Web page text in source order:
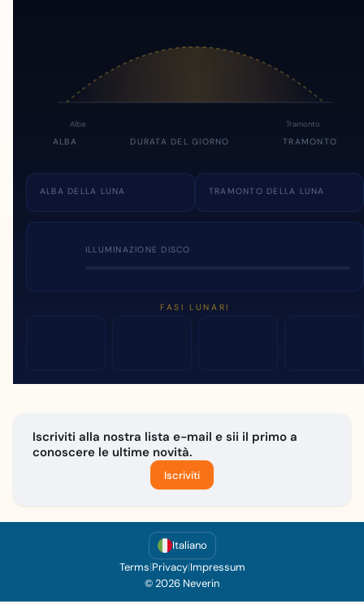
Alba Tramonto
ALBA DURATA DEL GIORNO TRAMONTO
ALBA DELLA LUNA TRAMONTO DELLA LUNA
ILLUMINAZIONE DISCO
FASI LUNARI
Iscriviti alla nostra lista e-mail e sii il primo a
conoscere le ultime novità.
Iscriviti
Italiano
Terms|Privacy|Impressum
© 2026 Neverin